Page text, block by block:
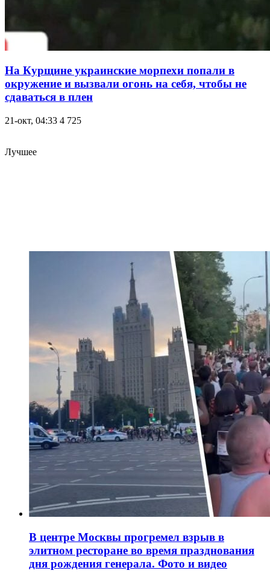
На Курщине украинские морпехи попали в
окружение и вызвали огонь на себя, чтобы не
сдаваться в плен
21-окт, 04:33 4 725
Лучшее
В центре Москвы прогремел взрыв в
элитном ресторане во время празднования
дня рождения генерала. Фото и видео